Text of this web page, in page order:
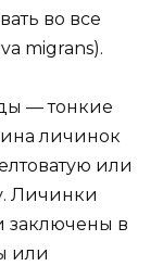
во все
migrans).
— тонкие
личинок
или
Личинки
заключены в
или